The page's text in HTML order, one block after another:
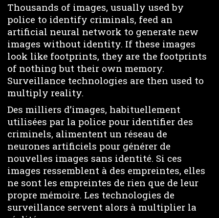
Thousands of images, usually used by
police to identify criminals, feed an
artificial neural network to generate new
images without identity. If these images
look like footprints, they are the footprints
of nothing but their own memory.
Surveillance technologies are then used to
multiply reality.
Des milliers d’images, habituellement
utilisées par la police pour identifier des
criminels, alimentent un réseau de
neurones artificiels pour générer de
nouvelles images sans identité. Si ces
images ressemblent à des empreintes, elles
ne sont les empreintes de rien que de leur
propre mémoire. Les technologies de
surveillance servent alors à multiplier la